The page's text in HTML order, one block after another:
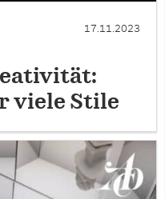
17.11.2023
viele Stile